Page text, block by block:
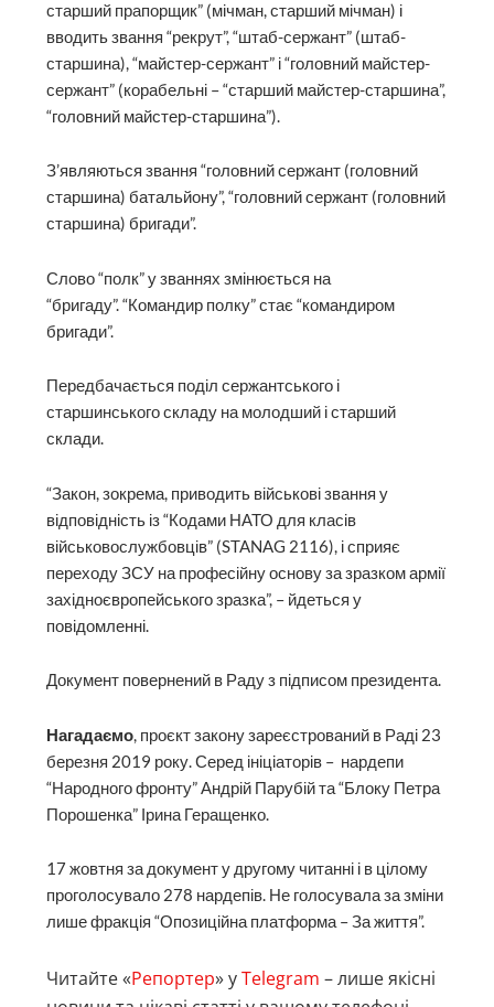
старший прапорщик” (мічман, старший мічман) і
вводить звання “рекрут”, “штаб-сержант” (штаб-
старшина), “майстер-сержант” і “головний майстер-
сержант” (корабельні – “старший майстер-старшина”,
“головний майстер-старшина”).
З’являються звання “головний сержант (головний
старшина) батальйону”, “головний сержант (головний
старшина) бригади”.
Слово “полк” у званнях змінюється на
“бригаду”. “Командир полку” стає “командиром
бригади”.
Передбачається поділ сержантського і
старшинського складу на молодший і старший
склади.
“Закон, зокрема, приводить військові звання у
відповідність із “Кодами НАТО для класів
військовослужбовців” (STANAG 2116), і сприяє
переходу ЗСУ на професійну основу за зразком армії
західноєвропейського зразка”, – йдеться у
повідомленні.
Документ повернений в Раду з підписом президента.
Нагадаємо, проєкт закону зареєстрований в Раді 23
березня 2019 року. Серед ініціаторів – нардепи
“Народного фронту” Андрій Парубій та “Блоку Петра
Порошенка” Ірина Геращенко.
17 жовтня за документ у другому читанні і в цілому
проголосувало 278 нардепів. Не голосувала за зміни
лише фракція “Опозиційна платформа – За життя”.
Читайте «Репортер» уTelegram – лише якісні